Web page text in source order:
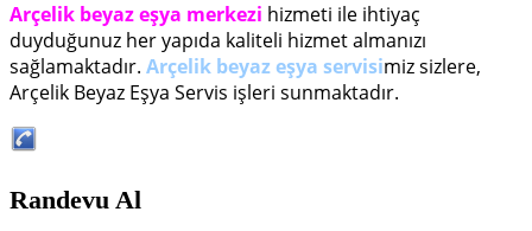
Arçelik beyaz eşya merkezi hizmeti ile ihtiyaç
duyduğunuz her yapıda kaliteli hizmet almanızı
sağlamaktadır. Arçelik beyaz eşya servisimiz sizlere,
Arçelik Beyaz Eşya Servis işleri sunmaktadır.
Randevu Al